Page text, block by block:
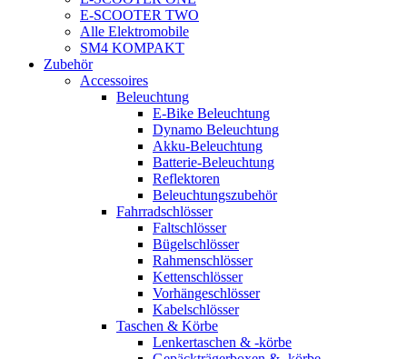
E-SCOOTER TWO
Alle Elektromobile
SM4 KOMPAKT
Zubehör
Accessoires
Beleuchtung
E-Bike Beleuchtung
Dynamo Beleuchtung
Akku-Beleuchtung
Batterie-Beleuchtung
Reflektoren
Beleuchtungszubehör
Fahrradschlösser
Faltschlösser
Bügelschlösser
Rahmenschlösser
Kettenschlösser
Vorhängeschlösser
Kabelschlösser
Taschen & Körbe
Lenkertaschen & -körbe